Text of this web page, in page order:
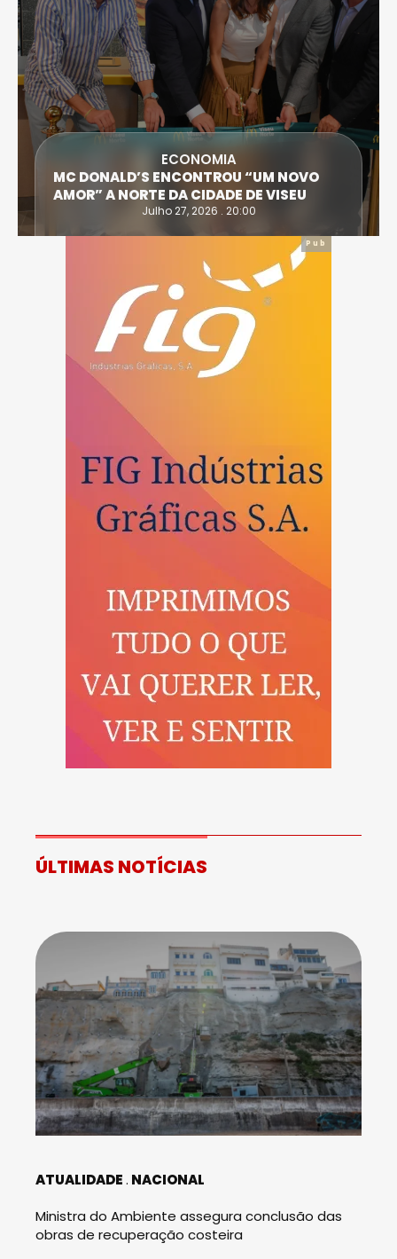
NOVO
VISEU
FALECEU PAULA ALMEIDA,
ENFERMEIRA NO HOSPITAL DE
Julho 27, 2026 . 11:00
Pub
ÚLTIMAS NOTÍCIAS
ATUALIDADE NACIONAL
Ministra do Ambiente assegura conclusão das
obras de recuperação costeira